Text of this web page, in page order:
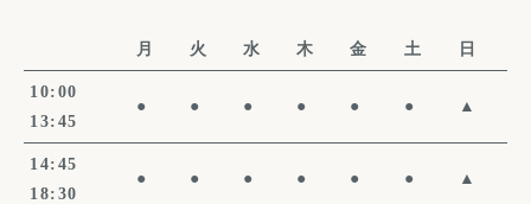
月 火 水 木 金 土 日
10:00
13:45
● ● ● ● ● ● ▲
14:45
18:30
● ● ● ● ● ● ▲